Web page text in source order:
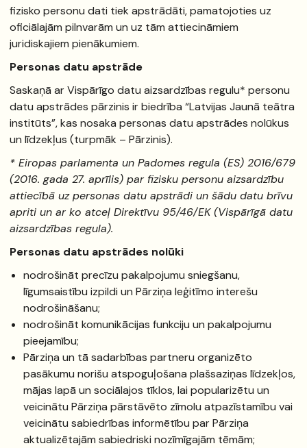
fizisko personu dati tiek apstrādāti, pamatojoties uz
oficiālajām pilnvarām un uz tām attiecināmiem
juridiskajiem pienākumiem.
Personas datu apstrāde
Saskaņā ar Vispārīgo datu aizsardzības regulu* personu
datu apstrādes pārzinis ir biedrība “Latvijas Jaunā teātra
institūts”, kas nosaka personas datu apstrādes nolūkus
un līdzekļus (turpmāk – Pārzinis).
* Eiropas parlamenta un Padomes regula (ES) 2016/679
(2016. gada 27. aprīlis) par fizisku personu aizsardzību
attiecībā uz personas datu apstrādi un šādu datu brīvu
apriti un ar ko atceļ Direktīvu 95/46/EK (Vispārīgā datu
aizsardzības regula).
Personas datu apstrādes nolūki
nodrošināt precīzu pakalpojumu sniegšanu,
līgumsaistību izpildi un Pārziņa leģitīmo interešu
nodrošināšanu;
nodrošināt komunikācijas funkciju un pakalpojumu
pieejamību;
Pārziņa un tā sadarbības partneru organizēto
pasākumu norišu atspoguļošana plašsaziņas līdzekļos,
mājas lapā un sociālajos tīklos, lai popularizētu un
veicinātu Pārziņa pārstāvēto zīmolu atpazīstamību vai
veicinātu sabiedrības informētību par Pārziņa
aktualizētajām sabiedriski nozīmīgajām tēmām;